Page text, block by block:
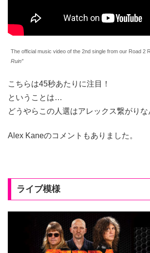
The official music video of the 2nd single from our Road 2
Ruin”
こちらは45秒あたりに注目！
ということは…
どうやらこの人選はアレックス繋がりな
Alex Kaneのコメントもありました。
ライブ模様